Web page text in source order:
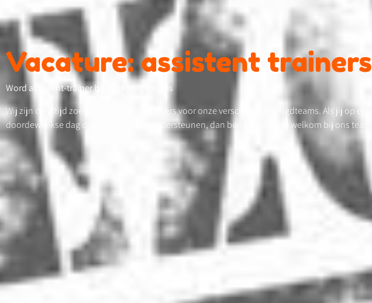
Vacature: assistent trainers
Word assistent-trainer bij onze jeugdteams
Wij zijn op altijd zoek naar assistent-trainers voor onze verschillende jeugdteams. Als jij op een
doordeweekse dag onze trainers wilt ondersteunen, dan ben je van harte welkom bij ons team!